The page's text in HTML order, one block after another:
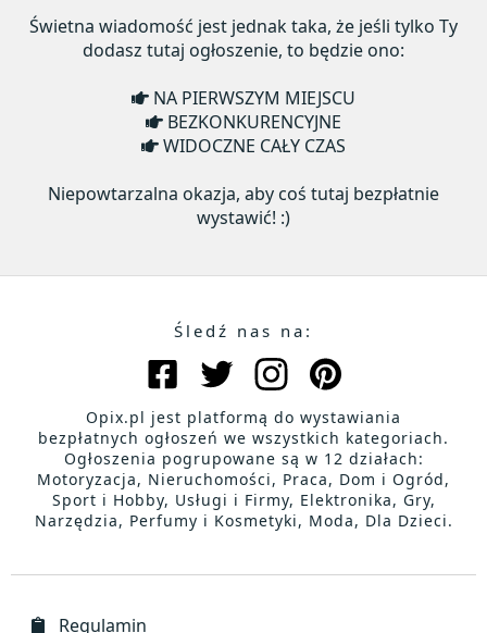
Świetna wiadomość jest jednak taka, że jeśli tylko Ty
dodasz tutaj ogłoszenie, to będzie ono:
NA PIERWSZYM MIEJSCU
BEZKONKURENCYJNE
WIDOCZNE CAŁY CZAS
Niepowtarzalna okazja, aby coś tutaj bezpłatnie
wystawić! :)
Śledź nas na:
Opix.pl jest platformą do wystawiania
bezpłatnych ogłoszeń we wszystkich kategoriach.
Ogłoszenia pogrupowane są w 12 działach:
Motoryzacja, Nieruchomości, Praca, Dom i Ogród,
Sport i Hobby, Usługi i Firmy, Elektronika, Gry,
Narzędzia, Perfumy i Kosmetyki, Moda, Dla Dzieci.
Regulamin